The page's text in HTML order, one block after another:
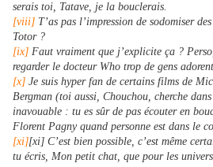
serais toi, Tatave, je la bouclerais.
[viii] T’as pas l’impression de sodomiser
Totor ?
[ix] Faut vraiment que j’explicite ça ?
regarder le docteur Who trop de gens
[x] Je suis hyper fan de certains films de
Bergman (toi aussi, Chouchou, cherche
inavouable : tu es sûr de pas écouter en
Florent Pagny quand personne est dans le
[xi][xi] C’est bien possible, c’est même
tu écris, Mon petit chat, que pour les